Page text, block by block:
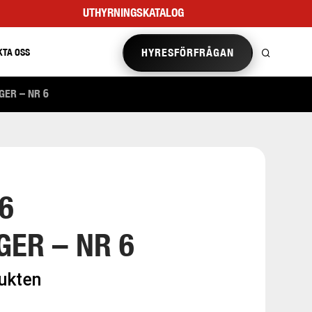
UTHYRNINGSKATALOG
OSS HYRESFÖRFRÅGAN
– NR 6
– NR 6